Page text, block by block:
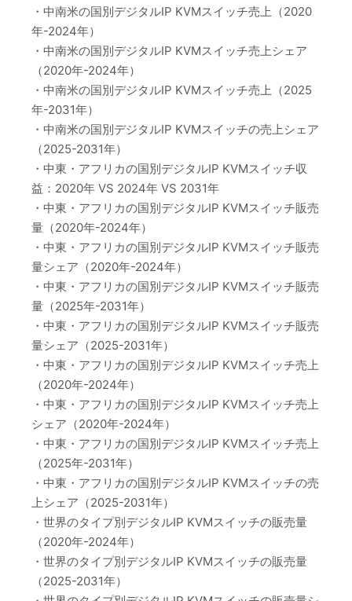
・中南米の国別デジタルIP KVMスイッチ売上（2020
年-2024年）
・中南米の国別デジタルIP KVMスイッチ売上シェア
（2020年-2024年）
・中南米の国別デジタルIP KVMスイッチ売上（2025
年-2031年）
・中南米の国別デジタルIP KVMスイッチの売上シェア
（2025-2031年）
・中東・アフリカの国別デジタルIP KVMスイッチ収
益：2020年 VS 2024年 VS 2031年
・中東・アフリカの国別デジタルIP KVMスイッチ販売
量（2020年-2024年）
・中東・アフリカの国別デジタルIP KVMスイッチ販売
量シェア（2020年-2024年）
・中東・アフリカの国別デジタルIP KVMスイッチ販売
量（2025年-2031年）
・中東・アフリカの国別デジタルIP KVMスイッチ販売
量シェア（2025-2031年）
・中東・アフリカの国別デジタルIP KVMスイッチ売上
（2020年-2024年）
・中東・アフリカの国別デジタルIP KVMスイッチ売上
シェア（2020年-2024年）
・中東・アフリカの国別デジタルIP KVMスイッチ売上
（2025年-2031年）
・中東・アフリカの国別デジタルIP KVMスイッチの売
上シェア（2025-2031年）
・世界のタイプ別デジタルIP KVMスイッチの販売量
（2020年-2024年）
・世界のタイプ別デジタルIP KVMスイッチの販売量
（2025-2031年）